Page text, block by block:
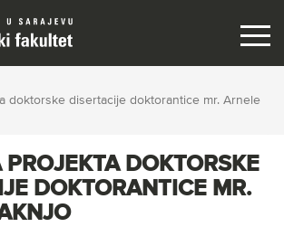
doktorske disertacije doktorantice mr. Arnele
DOKTORSKE
DOKTORANTICE MR.